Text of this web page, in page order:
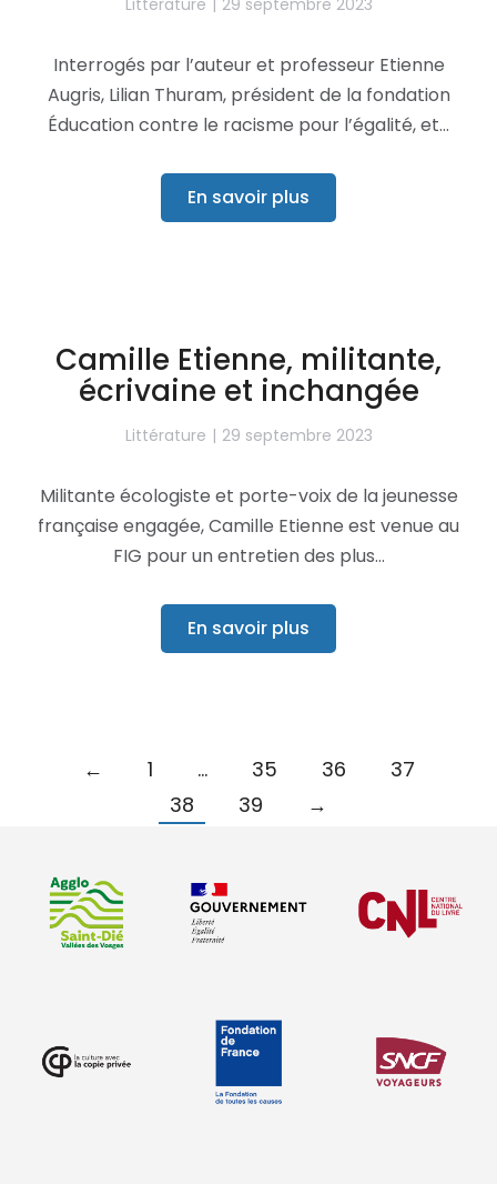
Interrogés par l’auteur et professeur Etienne
Augris, Lilian Thuram, président de la fondation
Éducation contre le racisme pour l’égalité, et…
En savoir plus
Camille Etienne, militante,
écrivaine et inchangée
Littérature 29 septembre 2023
Militante écologiste et porte-voix de la jeunesse
française engagée, Camille Etienne est venue au
FIG pour un entretien des plus…
En savoir plus
← 1 … 35 36
37
38
39 →